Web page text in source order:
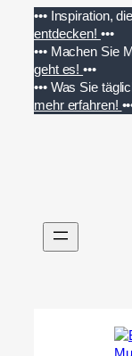
Inhalt
springen
••• Inspiration,
entdecken! •••
••• Machen Sie
geht es!•••
••• Was Sie
mehr erfahren!